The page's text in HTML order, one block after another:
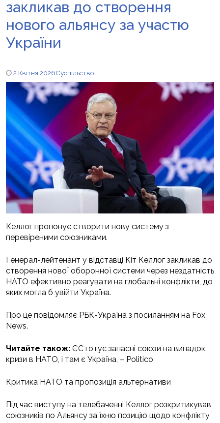
закликав до створення
нового альянсу за участю
України
2 Квітня 2026Суспільство
Келлог пропонує створити нову систему з
перевіреними союзниками.
Генерал-лейтенант у відставці Кіт Келлог закликав до
створення нової оборонної системи через нездатність
НАТО ефективно реагувати на глобальні конфлікти, до
яких могла б увійти Україна.
Про це повідомляє РБК-Україна з посиланням на Fox
News.
Читайте також: ЄС готує запасні союзи на випадок
кризи в НАТО, і там є Україна, – Politico
Критика НАТО та пропозиція альтернативи
Під час виступу на телебаченні Келлог розкритикував
союзників по Альянсу за їхню позицію щодо конфлікту